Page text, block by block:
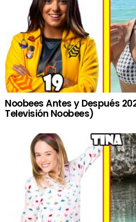
Noobees Antes y Después
Televisión Noobees)